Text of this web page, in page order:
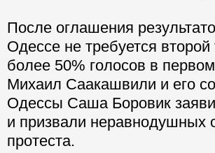
После оглашения
Одессе не требуется
более 50% голосов в
Михаил Саакашвили и его
Одессы Саша Боровик
и призвали неравнодушных
протеста.